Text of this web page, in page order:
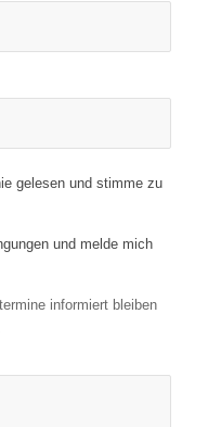
gelesen und stimme zu
und melde mich
informiert bleiben